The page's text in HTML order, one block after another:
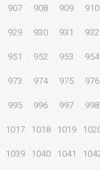
907 908 909 910
929 930 931 932
951 952 953 954
973 974 975 976
995 996 997 998
1017 1018 1019
1039 1040 1041